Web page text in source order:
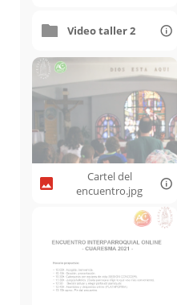
Video taller 2
Cartel del
encuentro.jpg